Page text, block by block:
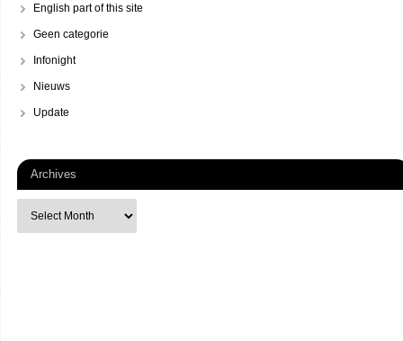
English part of this site
Geen categorie
Infonight
Nieuws
Update
Archives